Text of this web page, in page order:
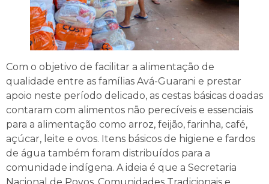
Com o objetivo de facilitar a alimentação de
qualidade entre as famílias Avá-Guarani e prestar
apoio neste período delicado, as cestas básicas doadas
contaram com alimentos não perecíveis e essenciais
para a alimentação como arroz, feijão, farinha, café,
açúcar, leite e ovos. Itens básicos de higiene e fardos
de água também foram distribuídos para a
comunidade indígena. A ideia é que a Secretaria